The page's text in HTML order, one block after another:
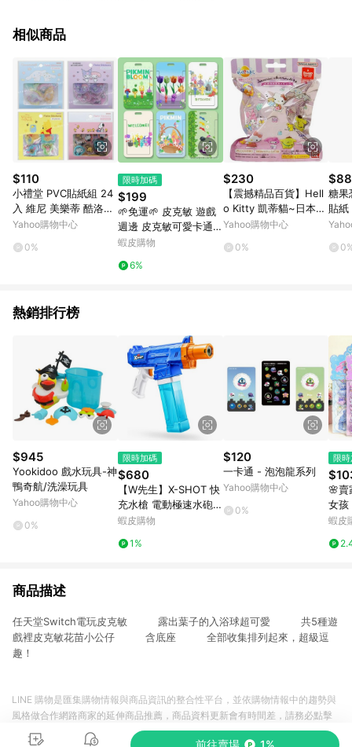
的購回饋活動享Yahoo超贈點回饋者 - 購物中心商店之商品：商
3. 訂單回饋金額將扣除運費/購物金/超贈點/福利金/紅利折抵/折
價券等虛擬貨幣折抵 4. 大宗採購或批發轉賣不具回饋資格： 如
有相關事證認定您為大宗採購、批發轉賣而非最終消費使用者，
相關認定以Yahoo購物中心之認定為準
相似商品
$110
小禮堂 PVC貼紙組 24
入 維尼 美樂蒂 酷洛米
大耳狗 Moomin
Yahoo購物中心
0%
限時加碼
$199
🌱免運🌱 皮克敏 遊戲
週邊 皮克敏可愛卡通滑
蓋卡套飯卡公交卡身份
生 QK8F
蝦皮購物
6%
$230
【震撼精品百貨】Hell
o Kitty 凱蒂貓~日本sa
nrio三麗鷗 MX泡澡沐
機出貨)*81375
Yahoo購物中心
0%
$88
糖果
貼紙
熱銷排行榜
$945
Yookidoo 戲水玩具-神
鴨奇航/洗澡玩具
Yahoo購物中心
0%
限時加碼
$680
【W先生】X-SHOT 快
充水槍 電動極速水砲 3
00ml 電動水槍 自動連
槍 戲水 泳池 玩具
蝦皮購物
1%
$120
一卡通 - 泡泡龍系列
Yahoo購物中心
0%
限
🌸賣
女孩
兒童
蝦皮
商品描述
任天堂Switch電玩皮克敏 露出葉子的入浴球超可愛 共5種遊
戲裡皮克敏花苗小公仔 含底座 全部收集排列起來，超級逗
趣！
前往賣場 1%
LINE 購物是匯集購物情報與商品資訊的整合性平台，並依購物情報中的趨勢與
風格做合作網路商家的延伸商品推薦，商品資料更新會有時間差，請務必點擊
商品至各合作網路商家，確認現售價與購物條件，一切資訊以合作廠商網頁為